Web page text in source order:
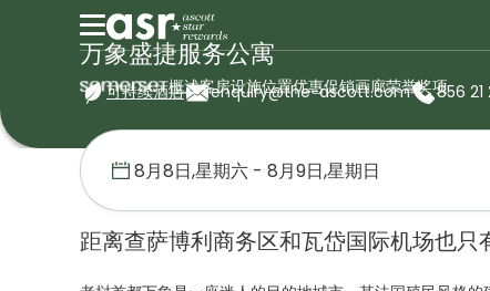
概述客房设施位置优惠促销画廊荣誉奖项
万象盛捷服务公寓
可持续酒店 enquiry@the-ascott.com 856
首页 盛捷服务公寓 老挝 万象盛捷服务公寓
距离查萨博利商务区和瓦岱国际机场也